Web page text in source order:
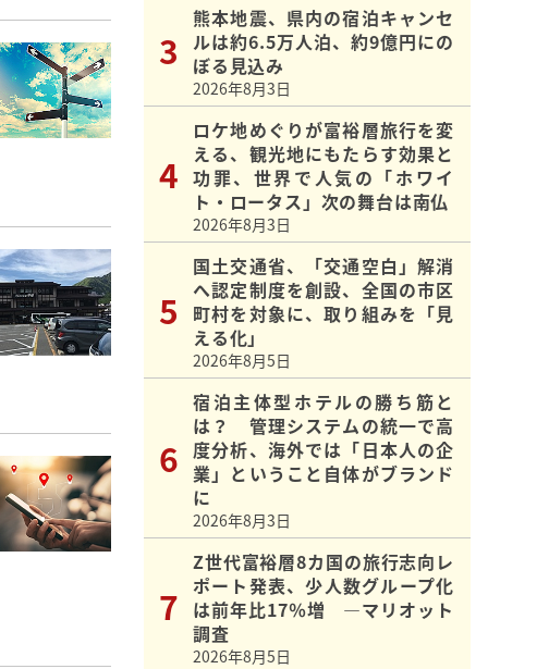
熊本地震、県内の宿泊キャンセ
ルは約6.5万人泊、約9億円にの
ぼる見込み
2026年8月3日
ロケ地めぐりが富裕層旅行を変
える、観光地にもたらす効果と
功罪、世界で人気の「ホワイ
ト・ロータス」次の舞台は南仏
2026年8月3日
国土交通省、「交通空白」解消
へ認定制度を創設、全国の市区
町村を対象に、取り組みを「見
える化」
2026年8月5日
宿泊主体型ホテルの勝ち筋と
は？ 管理システムの統一で高
度分析、海外では「日本人の企
業」ということ自体がブランド
に
2026年8月3日
Z世代富裕層8カ国の旅行志向レ
ポート発表、少人数グループ化
は前年比17％増 ―マリオット
調査
2026年8月5日